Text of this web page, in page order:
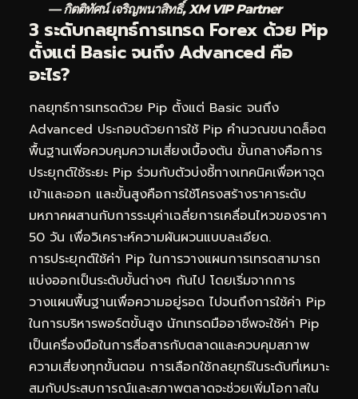
— กิตติทัศน์ เจริญพนาสิทธิ์, XM VIP Partner
3 ระดับกลยุทธ์การเทรด Forex ด้วย Pip
ตั้งแต่ Basic จนถึง Advanced คือ
อะไร?
กลยุทธ์การเทรดด้วย Pip ตั้งแต่ Basic จนถึง
Advanced ประกอบด้วยการใช้ Pip คำนวณขนาดล็อต
พื้นฐานเพื่อควบคุมความเสี่ยงเบื้องต้น ขั้นกลางคือการ
ประยุกต์ใช้ระยะ Pip ร่วมกับตัวบ่งชี้ทางเทคนิคเพื่อหาจุด
เข้าและออก และขั้นสูงคือการใช้โครงสร้างราคาระดับ
มหภาคผสานกับการระบุค่าเฉลี่ยการเคลื่อนไหวของราคา
50 วัน เพื่อวิเคราะห์ความผันผวนแบบละเอียด.
การประยุกต์ใช้ค่า Pip ในการวางแผนการเทรดสามารถ
แบ่งออกเป็นระดับขั้นต่างๆ กันไป โดยเริ่มจากการ
วางแผนพื้นฐานเพื่อความอยู่รอด ไปจนถึงการใช้ค่า Pip
ในการบริหารพอร์ตขั้นสูง นักเทรดมืออาชีพจะใช้ค่า Pip
เป็นเครื่องมือในการสื่อสารกับตลาดและควบคุมสภาพ
ความเสี่ยงทุกขั้นตอน การเลือกใช้กลยุทธ์ในระดับที่เหมาะ
สมกับประสบการณ์และสภาพตลาดจะช่วยเพิ่มโอกาสใน